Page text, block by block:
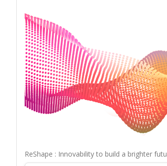
ReShape : Innovability to build a brighter